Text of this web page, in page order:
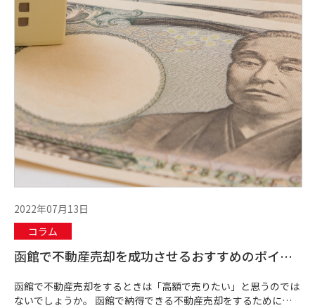
2022年07月13日
コラム
函館で不動産売却を成功させるおすすめのポイン
函館で不動産売却をするときは「高額で売りたい」と思うのでは
ないでしょうか。 函館で納得できる不動産売却をするためには